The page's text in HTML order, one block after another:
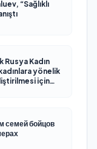
“Sağlıklı
Kadın
yönelik
için
семей бойцов